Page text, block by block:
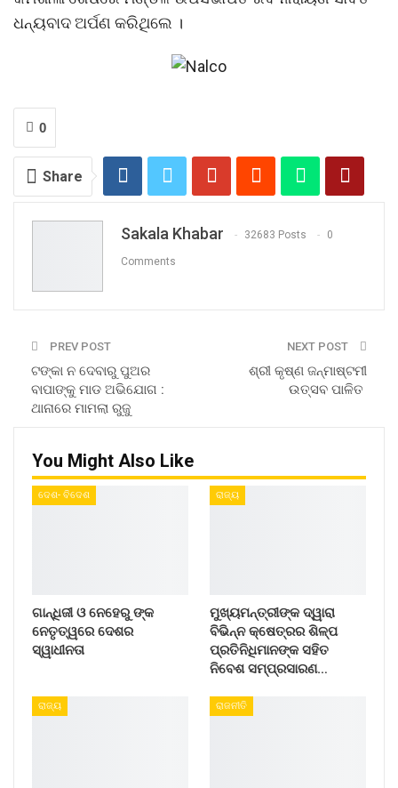
ଧନ୍ୟବାଦ ଅର୍ପଣ କରିଥିଲେ ।
0
Share
Sakala Khabar 32683 Posts 0
Comments
PREV POST
ଟଙ୍କା ନ ଦେବାରୁ ପୁଅର
ବାପାଙ୍କୁ ମାଡ ଅଭିଯୋଗ :
ଥାନାରେ ମାମଲା ରୁଜୁ
NEXT POST
ଶ୍ରୀ କୃଷ୍ଣ ଜନ୍ମାଷ୍ଟମୀ
ଉତ୍ସବ ପାଳିତ
You Might Also Like
ଦେଶ- ବିଦେଶ
ଗାନ୍ଧିଜୀ ଓ ନେହେରୁ ଙ୍କ
ନେତୃତ୍ୱରେ ଦେଶର
ସ୍ୱାଧୀନତା
ରାଜ୍ୟ
ମୁଖ୍ୟମନ୍ତ୍ରୀଙ୍କ ଦ୍ୱାରା
ବିଭିନ୍ନ କ୍ଷେତ୍ରର ଶିଳ୍ପ
ପ୍ରତିନିଧିମାନଙ୍କ ସହିତ
ନିବେଶ ସମ୍ପ୍ରସାରଣ…
ରାଜ୍ୟ ରାଜନୀତି